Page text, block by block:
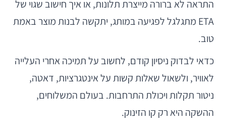
התראה לא ברורה מייצרת תלונות, או איך חישוב שגוי של
ETA מתגלגל לפגיעה במותג, יתקשה לבנות מוצר באמת
טוב.
כדאי לבדוק ניסיון קודם, לחשוב על תמיכה אחרי העלייה
לאוויר, ולשאול שאלות קשות על אינטגרציות, דאטה,
ניטור תקלות ויכולת התרחבות. בעולם המשלוחים,
ההשקה היא רק קו הזינוק.